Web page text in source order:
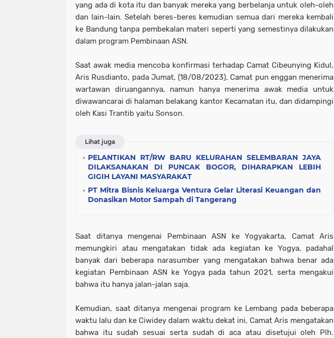
yang ada di kota itu dan banyak mereka yang berbelanja untuk oleh-oleh
dan lain-lain. Setelah beres-beres kemudian semua dari mereka kembali
ke Bandung tanpa pembekalan materi seperti yang semestinya dilakukan
dalam program Pembinaan ASN.
Saat awak media mencoba konfirmasi terhadap Camat Cibeunying Kidul,
Aris Rusdianto, pada Jumat, (18/08/2023), Camat pun enggan menerima
wartawan diruangannya, namun hanya menerima awak media untuk
diwawancarai di halaman belakang kantor Kecamatan itu, dan didampingi
oleh Kasi Trantib yaitu Sonson.
Lihat juga
PELANTIKAN RT/RW BARU KELURAHAN SELEMBARAN JAYA
DILAKSANAKAN DI PUNCAK BOGOR, DIHARAPKAN LEBIH
GIGIH LAYANI MASYARAKAT
​PT Mitra Bisnis Keluarga Ventura Gelar Literasi Keuangan dan
Donasikan Motor Sampah di Tangerang
Saat ditanya mengenai Pembinaan ASN ke Yogyakarta, Camat Aris
memungkiri atau mengatakan tidak ada kegiatan ke Yogya, padahal
banyak dari beberapa narasumber yang mengatakan bahwa benar ada
kegiatan Pembinaan ASN ke Yogya pada tahun 2021, serta mengakui
bahwa itu hanya jalan-jalan saja.
Kemudian, saat ditanya mengenai program ke Lembang pada beberapa
waktu lalu dan ke Ciwidey dalam waktu dekat ini, Camat Aris mengatakan
bahwa itu sudah sesuai serta sudah di aca atau disetujui oleh Plh.